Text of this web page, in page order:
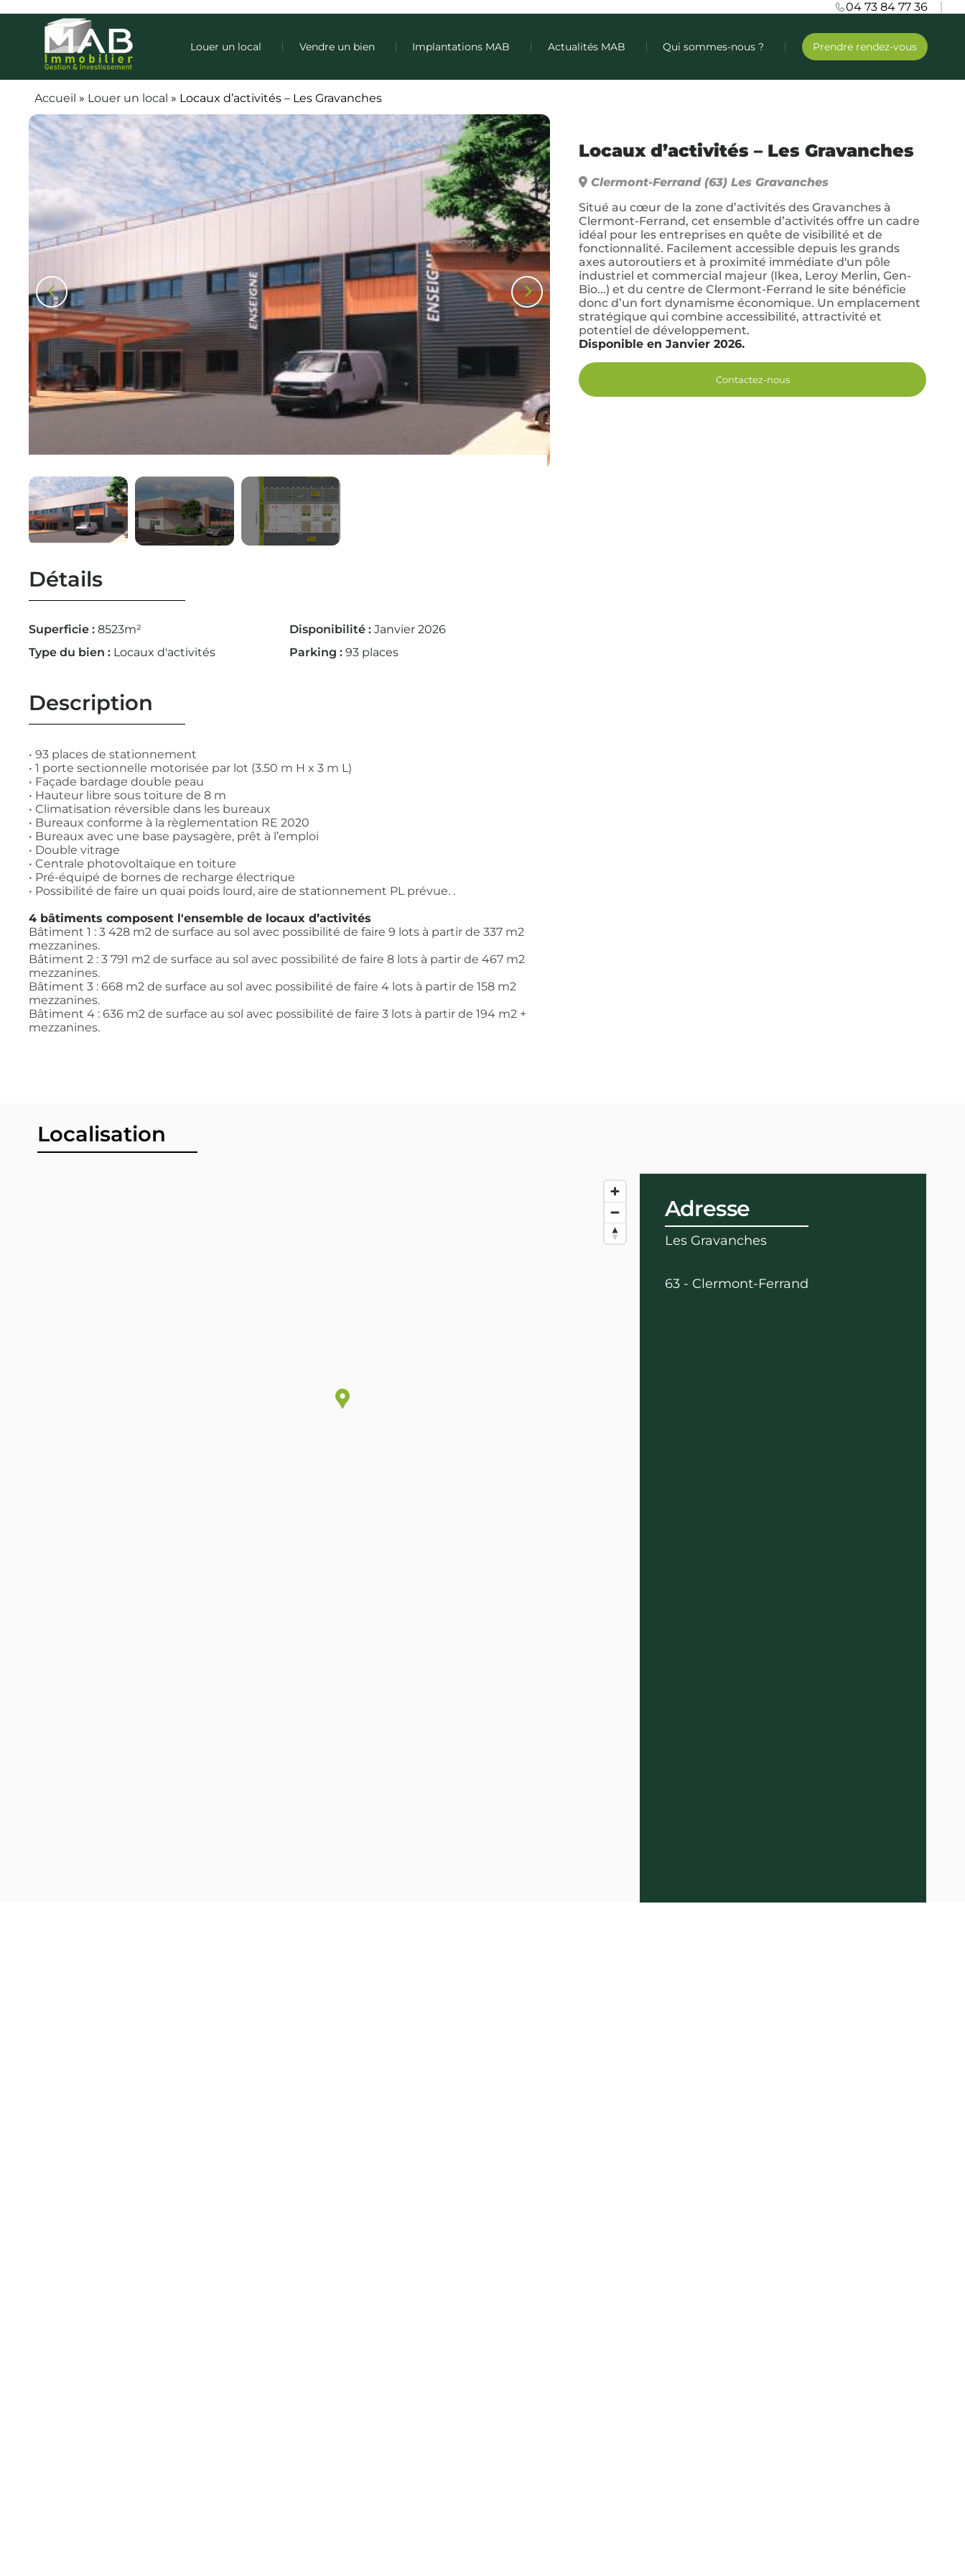
04 73 84 77 36
Louer un local Vendre un bien Implantations MAB Actualités MAB Qui sommes-nous ? Prendre rendez-vous
Accueil » Louer un local » Locaux d’activités – Les Gravanches
Locaux d’activités – Les Gravanches
Clermont-Ferrand(63) Les Gravanches
Situé au cœur de la zone d’activités des Gravanches à
Clermont-Ferrand, cet ensemble d’activités offre un cadre
idéal pour les entreprises en quête de visibilité et de
fonctionnalité. Facilement accessible depuis les grands
axes autoroutiers et à proximité immédiate d'un pôle
industriel et commercial majeur (Ikea, Leroy Merlin, Gen-
Bio...) et du centre de Clermont-Ferrand le site bénéficie
donc d’un fort dynamisme économique. Un emplacement
stratégique qui combine accessibilité, attractivité et
potentiel de développement.
Disponible en Janvier 2026.
Contactez-nous
Détails
Superficie :8523m²
Type du bien : Locaux d'activités
Disponibilité :Janvier 2026
Parking :93 places
Description
• 93 places de stationnement
• 1 porte sectionnelle motorisée par lot (3.50 m H x 3 m L)
• Façade bardage double peau
• Hauteur libre sous toiture de 8 m
• Climatisation réversible dans les bureaux
• Bureaux conforme à la règlementation RE 2020
• Bureaux avec une base paysagère, prêt à l’emploi
• Double vitrage
• Centrale photovoltaïque en toiture
• Pré-équipé de bornes de recharge électrique
• Possibilité de faire un quai poids lourd, aire de stationnement PL prévue. .
4 bâtiments composent l'ensemble de locaux d’activités
Bâtiment 1 : 3 428 m2 de surface au sol avec possibilité de faire 9 lots à partir de 337 m2
mezzanines.
Bâtiment 2 : 3 791 m2 de surface au sol avec possibilité de faire 8 lots à partir de 467 m2
mezzanines.
Bâtiment 3 : 668 m2 de surface au sol avec possibilité de faire 4 lots à partir de 158 m2
mezzanines.
Bâtiment 4 : 636 m2 de surface au sol avec possibilité de faire 3 lots à partir de 194 m2 +
mezzanines.
Localisation
Adresse
Les Gravanches
63 - Clermont-Ferrand